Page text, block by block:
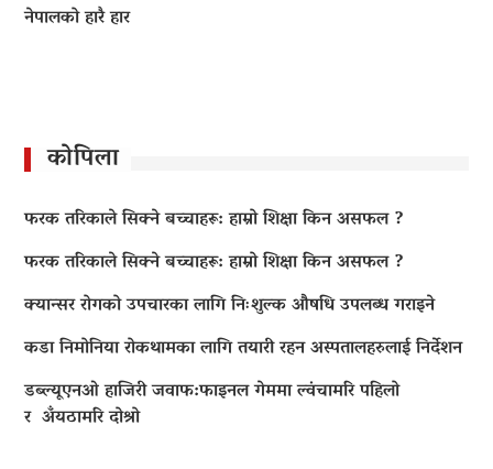
नेपालको हारै हार
कोपिला
फरक तरिकाले सिक्ने बच्चाहरू: हाम्रो शिक्षा किन असफल ?
फरक तरिकाले सिक्ने बच्चाहरू: हाम्रो शिक्षा किन असफल ?
क्यान्सर रोगको उपचारका लागि निःशुल्क औषधि उपलब्ध गराइने
कडा निमोनिया रोकथामका लागि तयारी रहन अस्पतालहरुलाई निर्देशन
डब्ल्यूएनओ हाजिरी जवाफ:फाइनल गेममा ल्वंचामरि पहिलो
र अँयठामरि दोश्रो